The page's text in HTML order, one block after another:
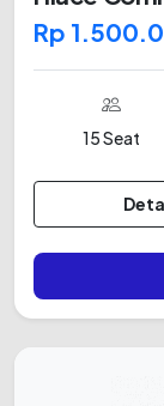
Rp
15 Seat